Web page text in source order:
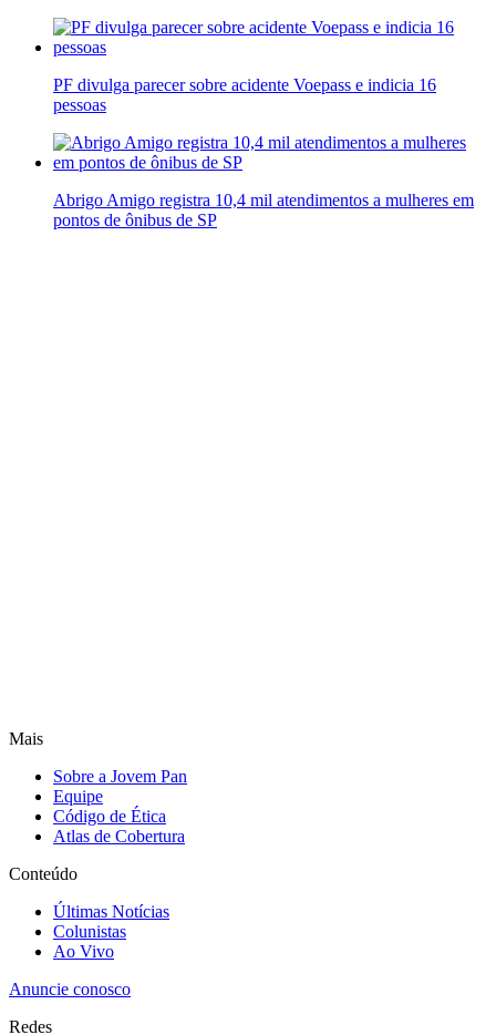
PF divulga parecer sobre acidente Voepass e indicia 16
pessoas
Abrigo Amigo registra 10,4 mil atendimentos a mulheres em
pontos de ônibus de SP
Mais
Sobre a Jovem Pan
Equipe
Código de Ética
Atlas de Cobertura
Conteúdo
Últimas Notícias
Colunistas
Ao Vivo
Anuncie conosco
Redes